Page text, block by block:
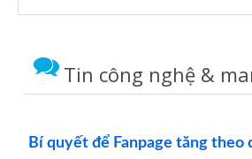
Tin công nghệ &
Bí quyết để Fanpage tăng theo